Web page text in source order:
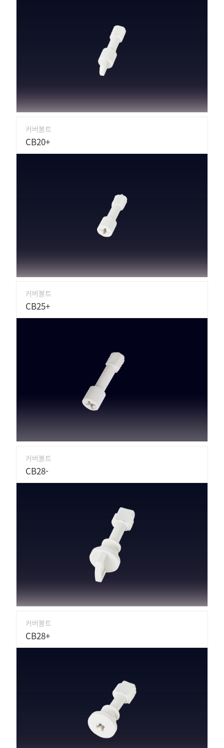
커버볼트
CB20+
커버볼트
CB25+
커버볼트
CB28-
커버볼트
CB28+